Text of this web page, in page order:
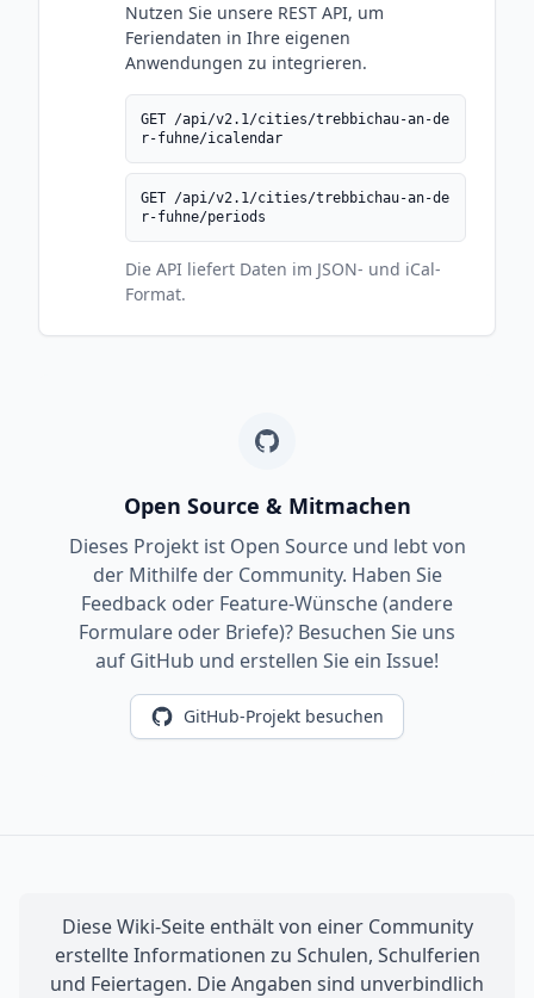
Nutzen Sie unsere REST API, um
Feriendaten in Ihre eigenen
Anwendungen zu integrieren.
GET /api/v2.1/cities/trebbichau-an-de
r-fuhne/icalendar
GET /api/v2.1/cities/trebbichau-an-de
r-fuhne/periods
Die API liefert Daten im JSON- und iCal-
Format.
Open Source & Mitmachen
Dieses Projekt ist Open Source und lebt von
der Mithilfe der Community. Haben Sie
Feedback oder Feature-Wünsche (andere
Formulare oder Briefe)? Besuchen Sie uns
auf GitHub und erstellen Sie ein Issue!
GitHub-Projekt besuchen
Diese Wiki-Seite enthält von einer Community
erstellte Informationen zu Schulen, Schulferien
und Feiertagen. Die Angaben sind unverbindlich